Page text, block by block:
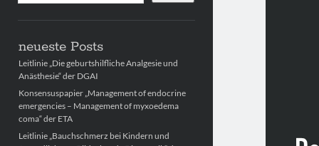
neueste Posts
Leitlinie „Die geburtshilfliche Analgesie und
Anästhesie“ der DGAI
Konsensuspapier „Management of endocrine
emergencies – Management of myxoedema
coma“ der ETA
Leitlinie „Bauchschmerz bei Kindern und